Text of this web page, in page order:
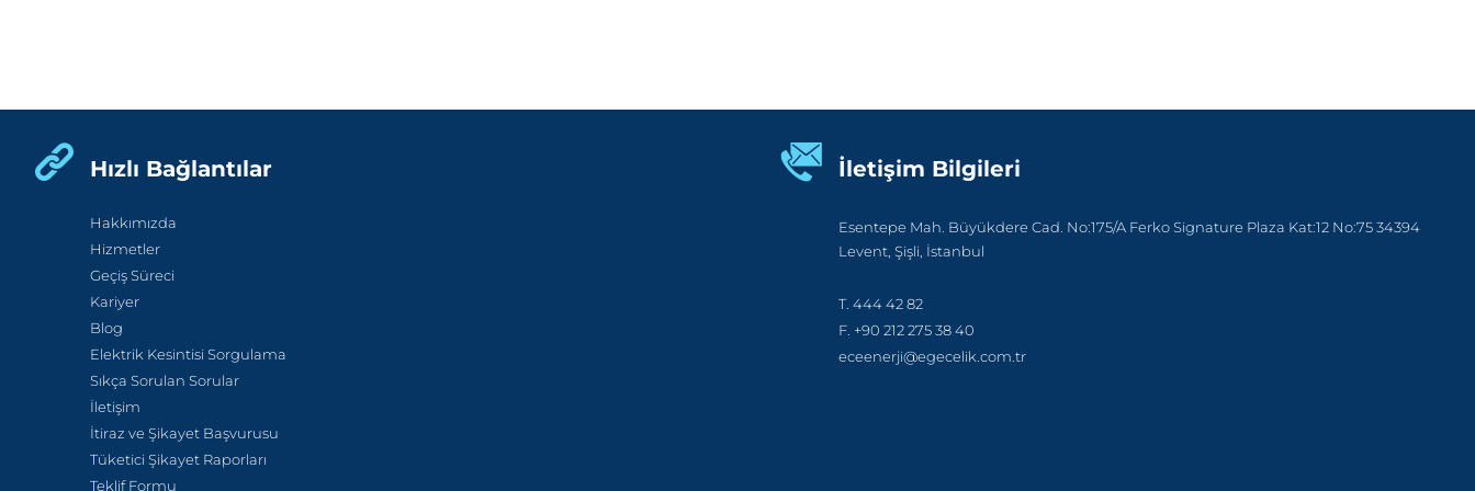
Hızlı Bağlantılar
Hakkımızda
Hizmetler
Geçiş Süreci
Kariyer
Blog
Elektrik Kesintisi Sorgulama
Sıkça Sorulan Sorular
İletişim
İtiraz ve Şikayet Başvurusu
Tüketici Şikayet Raporları
Teklif Formu
İletişim Bilgileri
Esentepe Mah. Büyükdere Cad. No:175/A Ferko Signature Plaza Kat:12 No:75 34394
Levent, Şişli, İstanbul
T. 444 42 82
F. +90 212 275 38 40
eceenerji@egecelik.com.tr